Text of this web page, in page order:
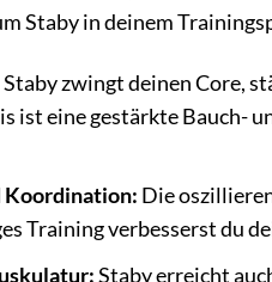
Staby in deinem
Staby zwingt deinen Core,
ist eine gestärkte Bauch-
Koordination: Die
Training verbesserst du
Staby erreicht